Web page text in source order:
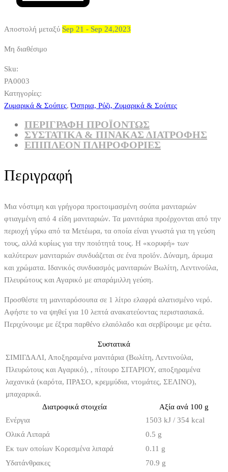
Αποστολή μεταξύ Sep 21 - Sep 24,2023
Μη διαθέσιμο
Sku:
PA0003
Κατηγορίες:
Ζυμαρικά & Σούπες,Όσπρια, Ρύζι, Ζυμαρικά & Σούπες
ΠΕΡΙΓΡΑΦΗ ΠΡΟΪΟΝΤΩΣ
ΣΥΣΤΑΤΙΚΆ & ΠΊΝΑΚΑΣ ΔΙΑΤΡΟΦΉΣ
ΕΠΙΠΛΈΟΝ ΠΛΗΡΟΦΟΡΊΕΣ
Περιγραφή
Μια νόστιμη και γρήγορα προετοιμασμένη σούπα μανιταριών
φτιαγμένη από 4 είδη μανιταριών. Τα μανιτάρια προέρχονται από την
περιοχή γύρω από τα Μετέωρα, τα οποία είναι γνωστά για τη γεύση
τους, αλλά κυρίως για την ποιότητά τους. Η «κορυφή» των
καλύτερων μανιταριών συνδυάζεται σε ένα προϊόν. Δύναμη, άρωμα
και χρώματα. Ιδανικός συνδυασμός μανιταριών Βωλίτη, Λεντινούλα,
Πλευρώτους και Αγαρικό με απαράμιλλη γεύση.
Προσθέστε τη μανιταρόσουπα σε 1 λίτρο ελαφρά αλατισμένο νερό.
Αφήστε το να ψηθεί για 10 λεπτά ανακατεύοντας περιστασιακά.
Περιχύνουμε με έξτρα παρθένο ελαιόλαδο και σερβίρουμε με φέτα.
Συστατικά
ΣΙΜΙΓΔΑΛΙ, Αποξηραμένα μανιτάρια (Βωλίτη, Λεντινούλα,
Πλευρώτους και Αγαρικό), , πίτουρο ΣΙΤΑΡΙΟΥ, αποξηραμένα
λαχανικά (καρότα, ΠΡΑΣΟ, κρεμμύδια, ντομάτες, ΣΕΛΙΝΟ),
μπαχαρικά.
Διατροφικά στοιχεία
Αξία ανά 100 g
Ενέργια
1503 kJ / 354 kcal
Ολικά Λιπαρά
0.5 g
Εκ των οποίων Κορεσμένα λιπαρά
0.11 g
Υδατάνθρακες
70.9 g